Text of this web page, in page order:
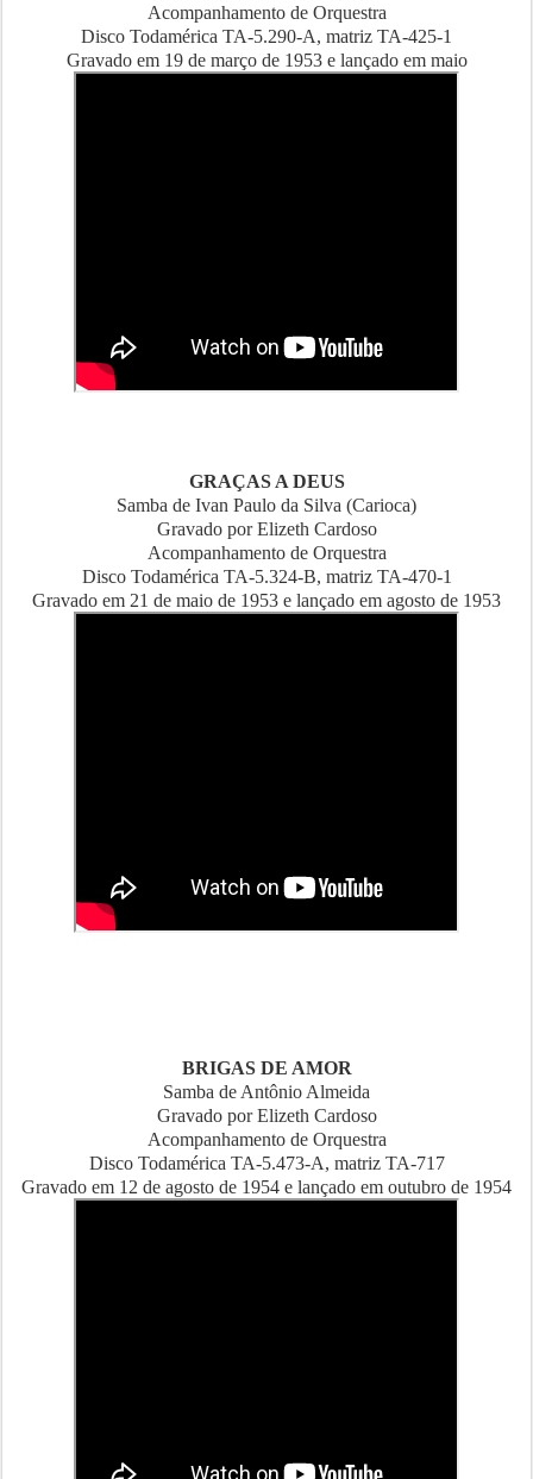
Acompanhamento de Orquestra
Disco Todamérica TA-5.290-A, matriz TA-425-1
Gravado em 19 de março de 1953 e lançado em maio
GRAÇAS A DEUS
Samba de Ivan Paulo da Silva (Carioca)
Gravado por Elizeth Cardoso
Acompanhamento de Orquestra
Disco Todamérica TA-5.324-B, matriz TA-470-1
Gravado em 21 de maio de 1953 e lançado em agosto de 1953
BRIGAS DE AMOR
Samba de Antônio Almeida
Gravado por Elizeth Cardoso
Acompanhamento de Orquestra
Disco Todamérica TA-5.473-A, matriz TA-717
Gravado em 12 de agosto de 1954 e lançado em outubro de 1954